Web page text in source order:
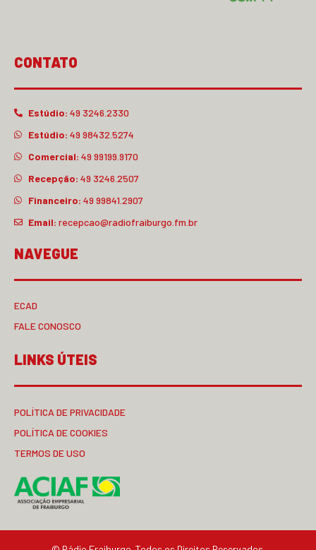
CONTATO
Estúdio: 49 3246.2330
Estúdio: 49 98432.5274
Comercial: 49 99199.9170
Recepção: 49 3246.2507
Financeiro: 49 99841.2907
Email: recepcao@radiofraiburgo.fm.br
NAVEGUE
ECAD
FALE CONOSCO
LINKS ÚTEIS
POLÍTICA DE PRIVACIDADE
POLÍTICA DE COOKIES
TERMOS DE USO